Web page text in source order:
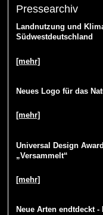
Pressearchiv
Landnutzung und
Südwestdeutschland
[mehr]
Neues Logo für das
[mehr]
Universal Design
„Versammelt“
[mehr]
Neue Arten endtdeckt